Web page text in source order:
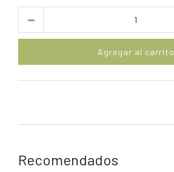
Agregar al carrito
Recomendados